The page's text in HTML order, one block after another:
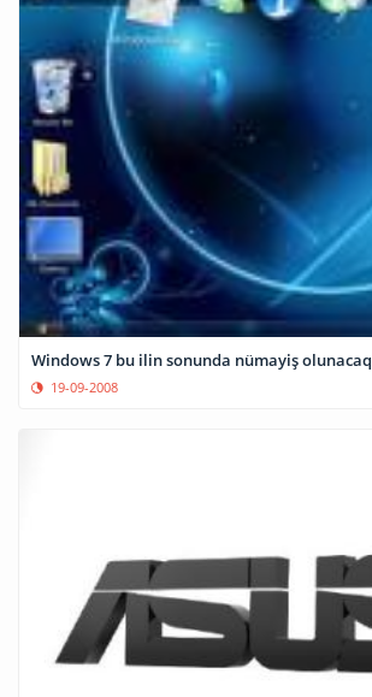
Windows 7 bu ilin sonunda nümayiş olunacaq
19-09-2008